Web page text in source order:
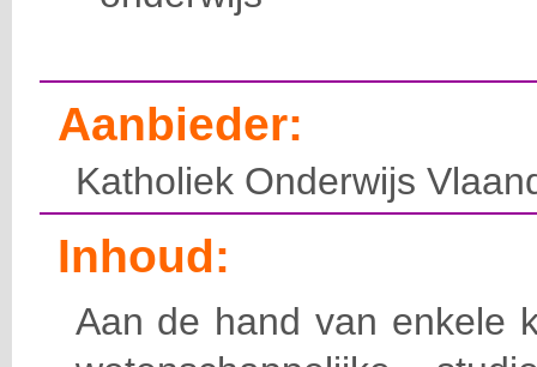
Aanbieder:
Katholiek Onderwijs
Inhoud:
Aan de hand van enkele